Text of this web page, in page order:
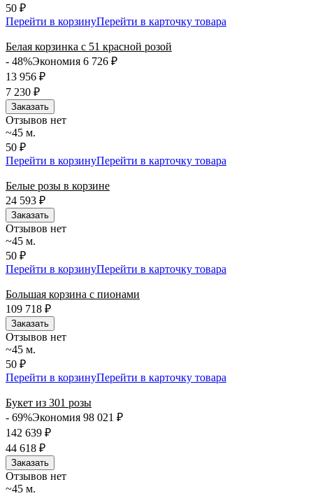
50 ₽
Перейти в корзинуПерейти в карточку товара
Белая корзинка с 51 красной розой
- 48%Экономия 6 726 ₽
13 956 ₽
7 230 ₽
Заказать
Отзывов нет
~45 м.
50 ₽
Перейти в корзинуПерейти в карточку товара
Белые розы в корзине
24 593 ₽
Заказать
Отзывов нет
~45 м.
50 ₽
Перейти в корзинуПерейти в карточку товара
Большая корзина с пионами
109 718 ₽
Заказать
Отзывов нет
~45 м.
50 ₽
Перейти в корзинуПерейти в карточку товара
Букет из 301 розы
- 69%Экономия 98 021 ₽
142 639 ₽
44 618 ₽
Заказать
Отзывов нет
~45 м.